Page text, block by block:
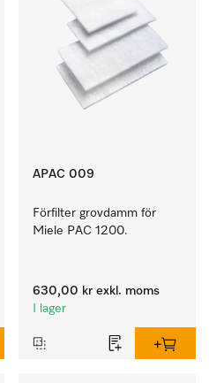
APAC 009
Förfilter grovdamm för
Miele PAC 1200.
630,00 kr exkl. moms
I lager